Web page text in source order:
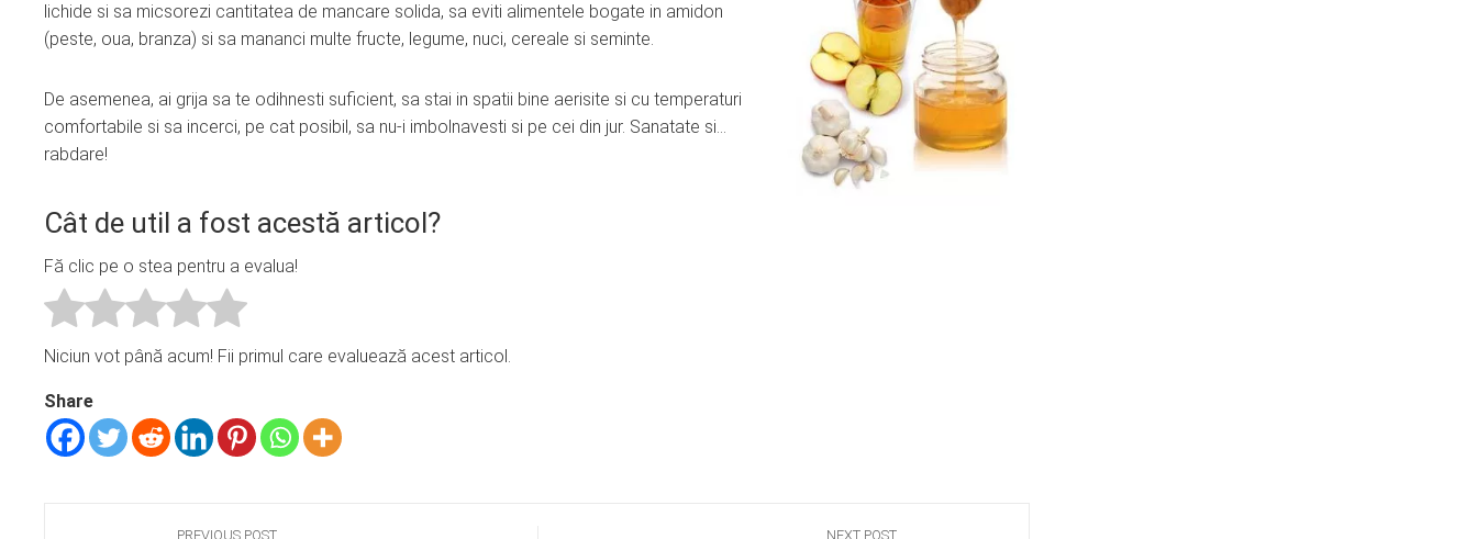
lichide si sa micsorezi cantitatea de mancare solida, sa eviti alimentele bogate in amidon
(peste, oua, branza) si sa mananci multe fructe, legume, nuci, cereale si seminte.
De asemenea, ai grija sa te odihnesti suficient, sa stai in spatii bine aerisite si cu temperaturi
comfortabile si sa incerci, pe cat posibil, sa nu-i imbolnavesti si pe cei din jur. Sanatate si…
rabdare!
Cât de util a fost acestă articol?
Fă clic pe o stea pentru a evalua!
Niciun vot până acum! Fii primul care evaluează acest articol.
Share
PREVIOUS POST NEXT POST